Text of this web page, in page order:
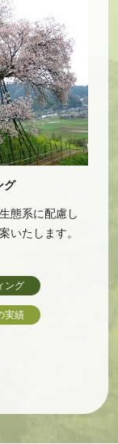
グ
態系に配慮し
いたします。
ング
実績